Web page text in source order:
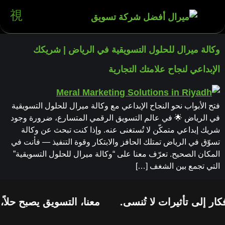
وكالة ميرال للحلول التسويقية في الرياض | شريكك
الإبداعي لنجاح علامتك التجارية
فتح الأبواب نحو النجاح الإبداعي مع وكالة ميرال للحلول التسويقية
في الرياض 🌟 في عالم التسويق الرقمي المتسارع، ضرورة وجود
شريك إبداعي متمكّن لا تُستغنى عنه. وإذا كنت تبحث عن وكالة
تسوّق في الرياض تمتلك الحافز والابتكار وقوة التنفيذ — فأنت في
المكان الصحيح. تعرّف معنا على “وكالة ميرال للحلول التسويقية”
التي تجمع بين الشغف […]
معنا، التسويق يصبح إلى تأثيرات لا تُنسى.